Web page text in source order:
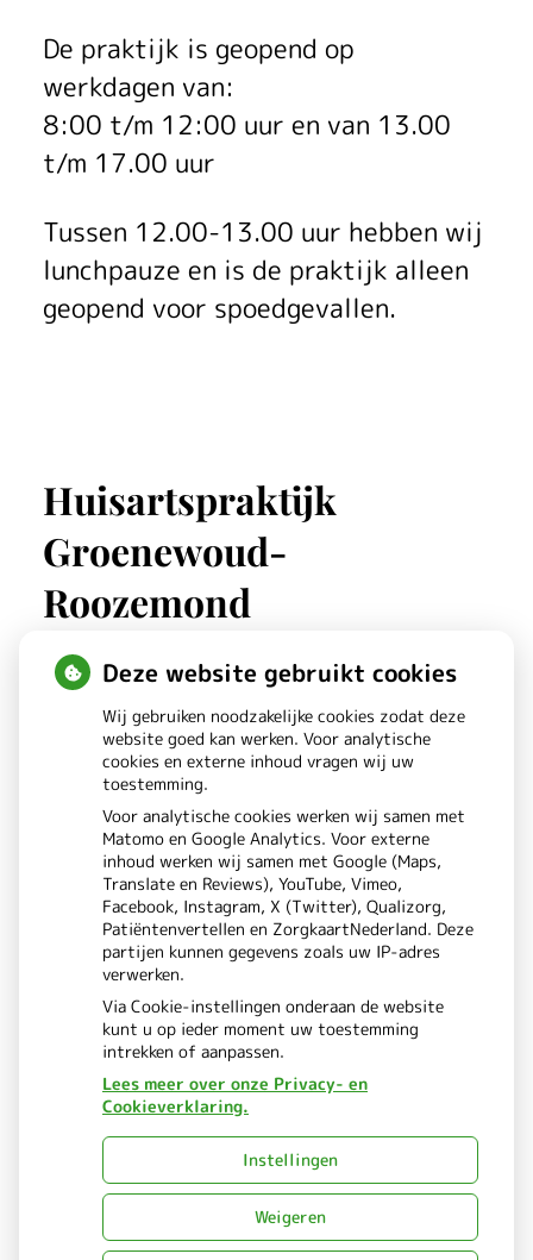
De praktijk is geopend op
werkdagen van:
8:00 t/m 12:00 uur en van 13.00
t/m 17.00 uur
Tussen 12.00-13.00 uur hebben wij
lunchpauze en is de praktijk alleen
geopend voor spoedgevallen.
Huisartspraktijk
Groenewoud-
Roozemond
Duivenwal161
3901 ZJVeenendaal
Bezoek
onze
facebook
pagina
Bezoek
onze
Instagram
pagina
Uw Zorg Online
Privacy verklaring|Cookie-
|Voorwaarden
Deze website gebruikt cookies
Wij gebruiken noodzakelijke cookies zodat deze
website goed kan werken. Voor analytische
cookies en externe inhoud vragen wij uw
toestemming.
Voor analytische cookies werken wij samen met
Matomo en Google Analytics. Voor externe
inhoud werken wij samen met Google (Maps,
Translate en Reviews), YouTube, Vimeo,
Facebook, Instagram, X (Twitter), Qualizorg,
Patiëntenvertellen en ZorgkaartNederland. Deze
partijen kunnen gegevens zoals uw IP-adres
verwerken.
Via Cookie-instellingen onderaan de website
kunt u op ieder moment uw toestemming
intrekken of aanpassen.
Lees meer over onze Privacy- en
Cookieverklaring.
Instellingen
Weigeren